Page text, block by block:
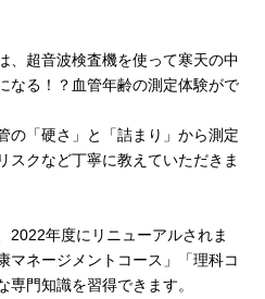
、超音波検査機を使って寒天の中
なる！？血管年齢の測定体験がで
の「硬さ」と「詰まり」から測定
スクなど丁寧に教えていただきま
2022年度にリニューアルされま
マネージメントコース」「理科コ
門知識を習得できます。